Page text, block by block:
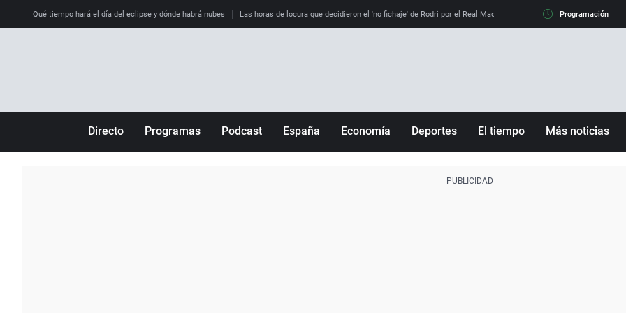
Qué tiempo hará el día del eclipse y dónde habrá nubes Las horas de locura que decidieron el 'no fichaje' de Rodri por el Real Madrid y su 'sí' al Barça La llamada
Programación
Directo Programas Podcast España Economía Deportes El tiempo Más noticias